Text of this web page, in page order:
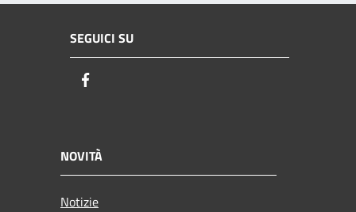
SEGUICI SU
NOVITÀ
Notizie